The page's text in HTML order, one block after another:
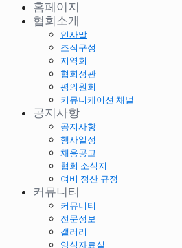
홈페이지
협회소개
인사말
조직구성
지역회
협회정관
평의원회
커뮤니케이션 채널
공지사항
공지사항
행사일정
채용공고
협회 소식지
여비 정산 규정
커뮤니티
커뮤니티
전문정보
갤러리
양식자료실